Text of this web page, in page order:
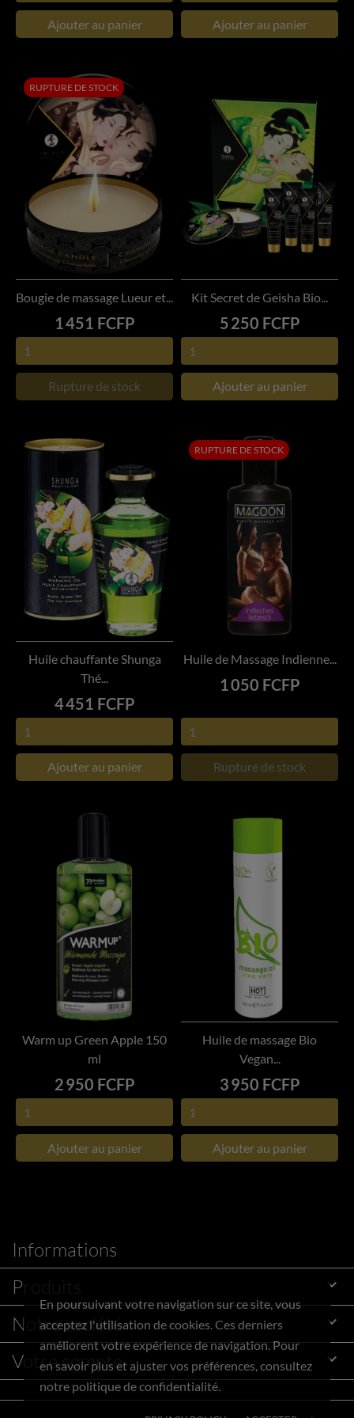
En poursuivant votre navigation sur ce site, vous
acceptez l'utilisation de cookies. Ces derniers
améliorent votre expérience de navigation. Pour
en savoir plus et ajuster vos préférences, consultez
notre politique de confidentialité.
Ajouter au panier Ajouter au panier
Bougie de massage Lueur et...
Prix
1 451 FCFP
Rupture de stock
RUPTURE DE STOCK
Kit Secret de Geisha Bio...
Prix
5 250 FCFP
Ajouter au panier
Huile chauffante Shunga
Thé...
Prix
4 451 FCFP
Ajouter au panier
Huile de Massage Indienne...
Prix
1 050 FCFP
Rupture de stock
RUPTURE DE STOCK
Warm up Green Apple 150
ml
Prix
2 950 FCFP
Ajouter au panier
Huile de massage Bio
Vegan...
Prix
3 950 FCFP
Ajouter au panier
Informations
Produits

Notre société 
Votre compte 